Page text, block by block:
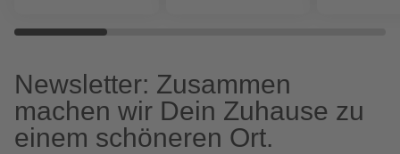
Newsletter: Zusammen
machen wir Dein Zuhause zu
einem schöneren Ort.